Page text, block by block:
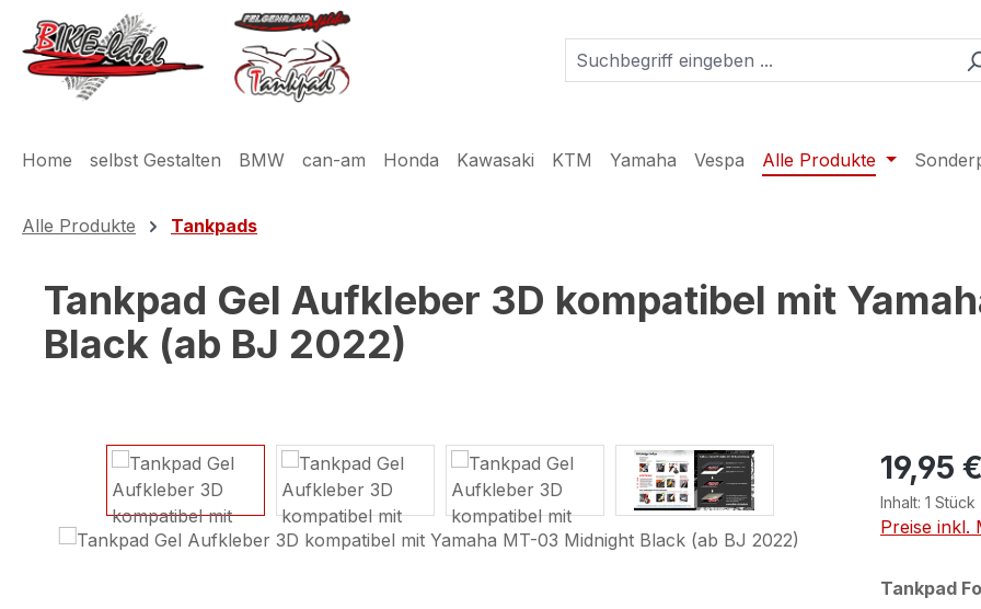
Hauptinhalt springen
Zur Suche springen
Zur Hauptnavigation springen
Home selbst Gestalten BMW can-am Honda Kawasaki KTM Yamaha Vespa Alle Produkte
Alle Produkte Tankpads
Tankpad Gel Aufkleber 3D kompatibel mit
Black (ab BJ 2022)
Bildergalerie überspringen 19,95 €
Inhalt: 1 Stück
Preise inkl.
Tankpad